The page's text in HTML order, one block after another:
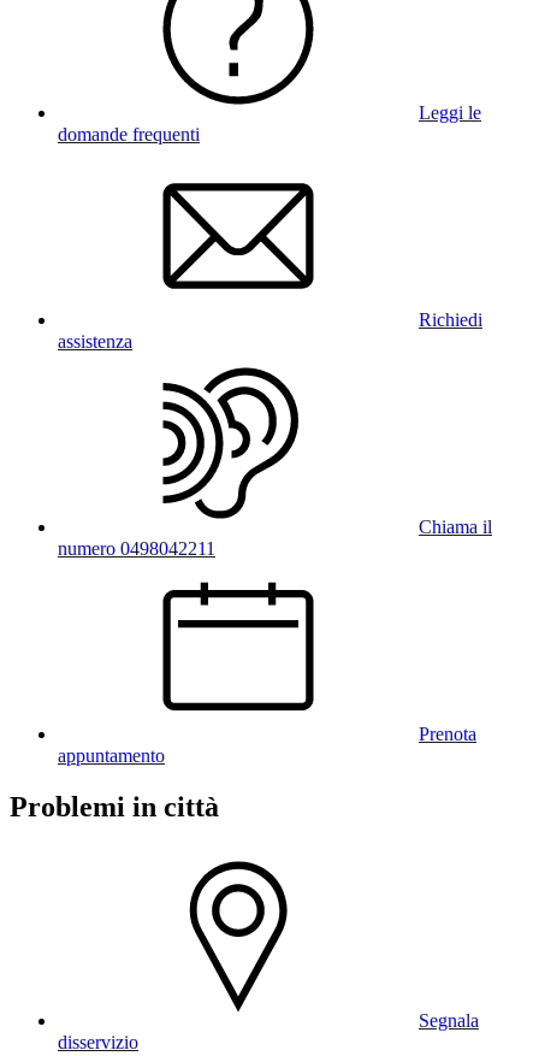
Leggi le
domande frequenti
Richiedi
assistenza
Chiama il
numero 0498042211
Prenota
appuntamento
Problemi in città
Segnala
disservizio